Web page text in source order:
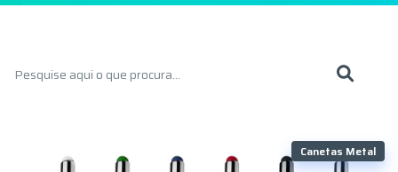
Canetas Metal